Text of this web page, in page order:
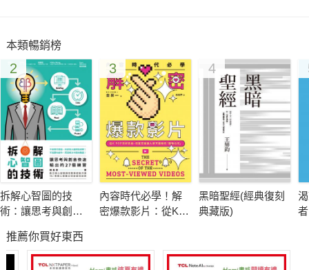
教妳解決一切工作上的煩惱！
此書以三位不同個性的新入職場的年輕女生為例，對職場女生常
見、典型的心理困擾進行梳理和解讀。情景選取真實典型例子，
全書圖文結合，具有很好的指導意義和可讀性。
●適用對象：大學生、職場新人。
●形式定位：案例結合講解、手繪圖文搭配，雙色印刷。
●內容規劃： 每節都由職場片段切入，後半部分提出實用技巧。
●類型風格：採用場景圖解搭配形式，內容通俗易懂。
本類暢銷榜
2
拆解心智圖的技
術：讓思考與創意
習
3
內容時代必學！解
密爆款影片：從K-
眼的「趣味公式」
4
黑暗聖經(經典復刻
典藏版)
推薦你買好東西